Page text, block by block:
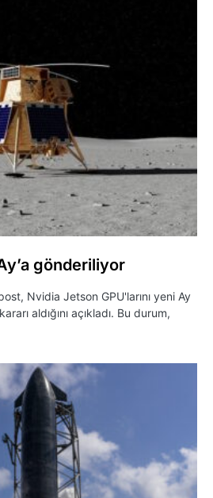
gönderiliyor
Nvidia Jetson GPU'larını yeni Ay
aldığını açıkladı. Bu durum,